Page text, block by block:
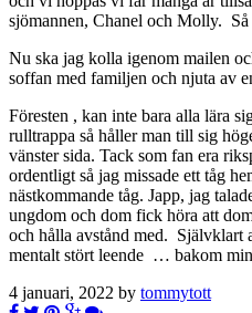
sjömannen, Chanel och Molly.
Nu ska jag kolla igenom mailen
soffan med familjen och njuta av
Föresten , kan inte bara alla lära
rulltrappa så håller man till sig
vänster sida. Tack som fan era
ordentligt så jag missade ett tåg
nästkommande tåg. Japp, jag
ungdom och dom fick höra att
och hålla avstånd med. Självklart
mentalt stört leende … bakom
4 januari, 2022 by tommytott